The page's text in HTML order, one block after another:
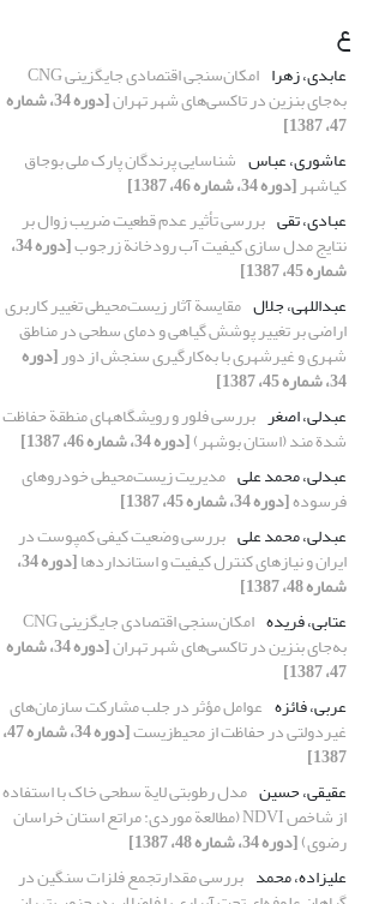
ع
عابدی، زهرا امکان‌سنجی اقتصادی جایگزینی CNG
به‌جای بنزین در تاکسی‌های شهر تهران [دوره 34، شماره
47، 1387]
عاشوری، عباس شناسایی پرندگان پارک ملی بوجاق
کیاشهر[دوره 34، شماره 46، 1387]
عبادی، تقی بررسی تأثیر عدم قطعیت ضریب زوال بر
نتایج مدل سازی کیفیت آب رودخانة زرجوب [دوره 34،
شماره 45، 1387]
عبداللهی، جلال مقایسة آثار زیست‌محیطی تغییر کاربری
اراضی بر تغییر پوشش گیاهی و دمای سطحی در مناطق
شهری و غیرشهری با به‌کارگیری سنجش از دور[دوره
34، شماره 45، 1387]
عبدلی، اصغر بررسی فلور و رویشگاههای منطقة حفاظت
شدة مند (استان بوشهر)[دوره 34، شماره 46، 1387]
عبدلی، محمد علی مدیریت زیست‌محیطی خودروهای
فرسوده[دوره 34، شماره 45، 1387]
عبدلی، محمد علی بررسی وضعیت کیفی کمپوست در
ایران و نیازهای کنترل کیفیت و استانداردها [دوره 34،
شماره 48، 1387]
عتابی، فریده
امکان‌سنجی اقتصادی جایگزینی CNG
به‌جای بنزین در تاکسی‌های شهر تهران [دوره 34، شماره
47، 1387]
عربی، فائزه عوامل مؤثر در جلب مشارکت سازمان‌های
غیردولتی در حفاظت از محیط‌زیست [دوره 34، شماره 47،
1387]
عقیقی، حسین مدل رطوبتی لایة سطحی خاک با استفاده
از شاخص NDVI (مطالعة موردی: مراتع استان خراسان
رضوی)[دوره 34، شماره 48، 1387]
علیزاده، محمد بررسی مقدارتجمع فلزات سنگین در